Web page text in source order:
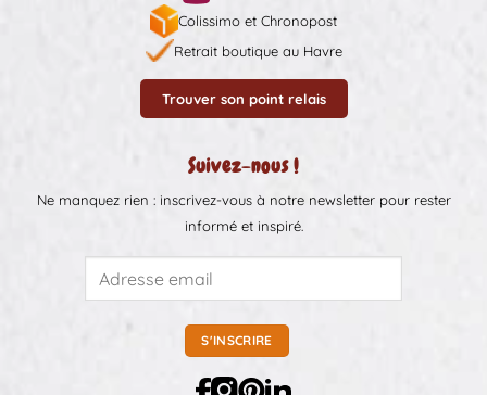
Colissimo et Chronopost
Retrait boutique au Havre
Trouver son point relais
Suivez-nous !
Ne manquez rien : inscrivez-vous à notre newsletter pour rester
informé et inspiré.